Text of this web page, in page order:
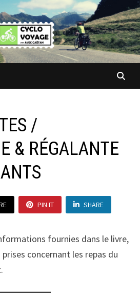
/
& RÉGALANTE
PIN IT SHARE
fournies dans le livre,
concernant les repas du